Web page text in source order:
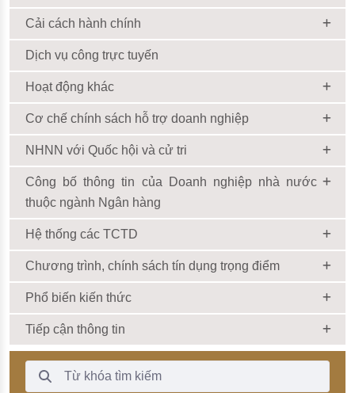
Cải cách hành chính
Dịch vụ công trực tuyến
Hoạt động khác
Cơ chế chính sách hỗ trợ doanh nghiệp
NHNN với Quốc hội và cử tri
Công bố thông tin của Doanh nghiệp nhà nước
thuộc ngành Ngân hàng
Hệ thống các TCTD
Chương trình, chính sách tín dụng trọng điểm
Phổ biến kiến thức
Tiếp cận thông tin
Thanh Tìm kiếm